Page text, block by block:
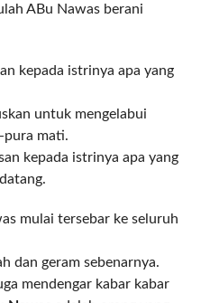
ABu Nawas berani
kepada istrinya apa yang
untuk mengelabui
pura mati.
kepada istrinya apa yang
mulai tersebar ke seluruh
dan geram sebenarnya.
mendengar kabar kabar